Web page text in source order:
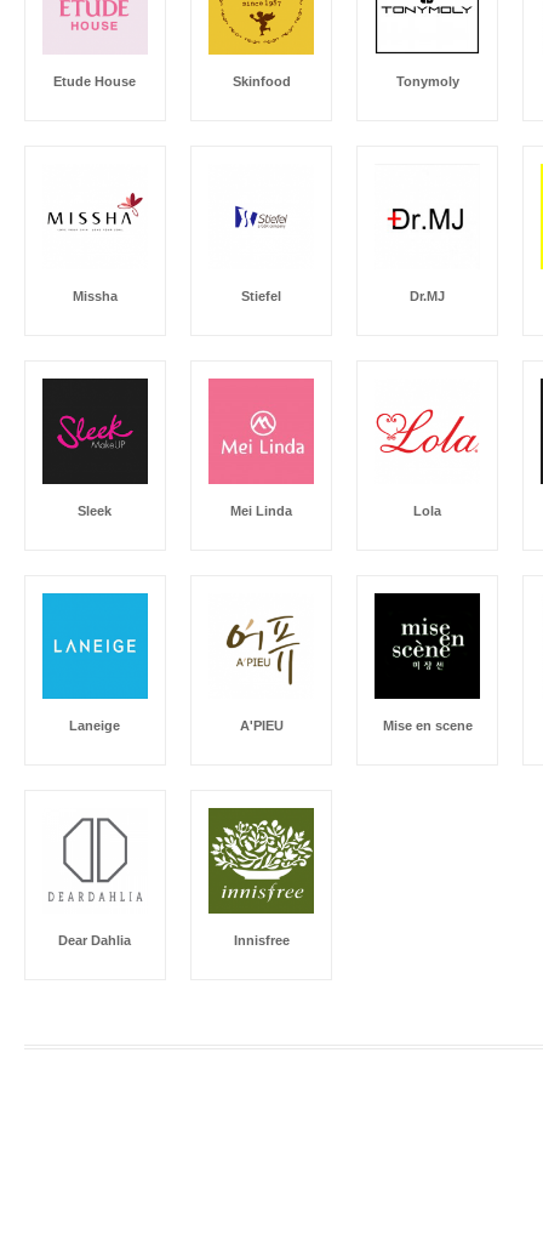
Etude House Skinfood Tonymoly
Missha Stiefel Dr.MJ
Sleek Mei Linda Lola
Laneige A'PIEU Mise en scene
Dear Dahlia Innisfree